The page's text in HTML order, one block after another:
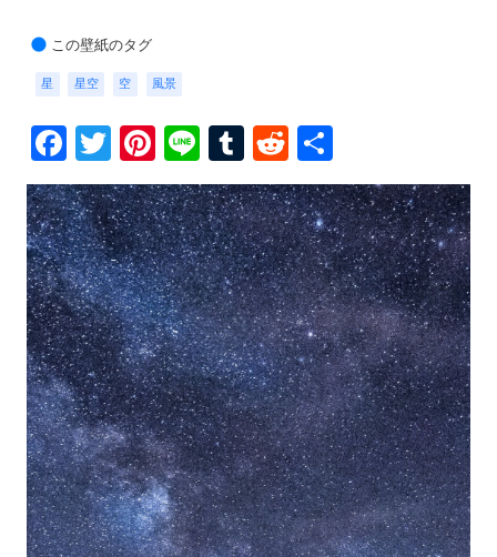
この壁紙のタグ
星 星空 空 風景
Facebook
Twitter
Pinterest
LineTumblr
Reddit
有